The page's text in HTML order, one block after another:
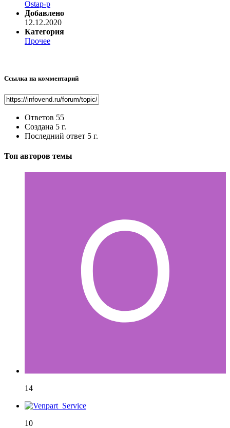
Ostap-p
Добавлено
12.12.2020
Категория
Прочее
Ссылка на комментарий
Ответов 55
Создана 5 г.
Последний ответ 5 г.
Топ авторов темы
14
10